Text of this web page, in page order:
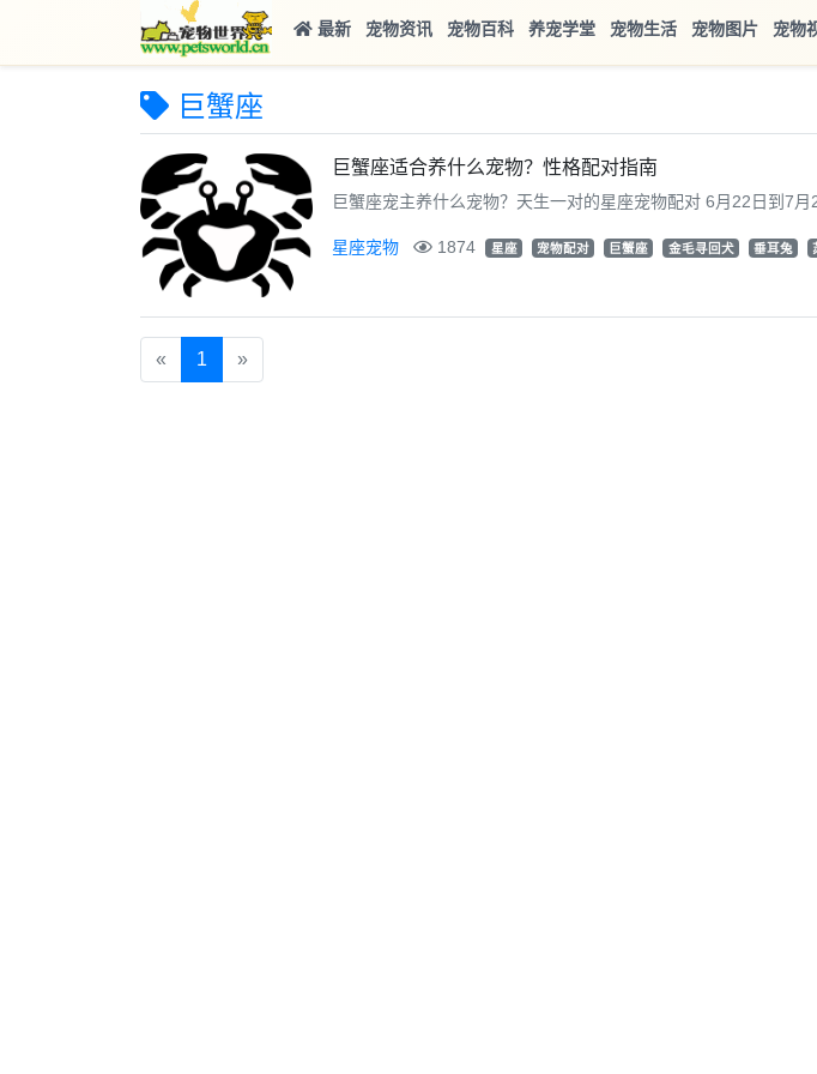
最新 宠物资讯 宠物百科 养宠学堂 宠物生活 宠物图片 宠物
巨蟹座
巨蟹座适合养什么宠物？性格配对指南
巨蟹座宠主养什么宠物？天生一对的星座宠物配对 6月22日到7
星座宠物 1874 星座 宠物配对 巨蟹座 金毛寻回犬 垂耳兔
« 1 »